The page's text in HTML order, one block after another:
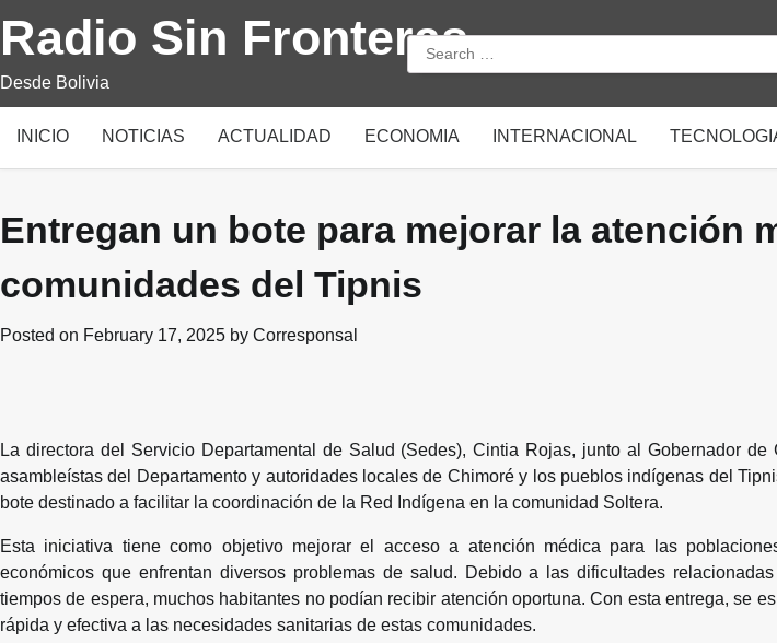
to
Radio Sin Fronteras
Desde Bolivia
Search
for:
INICIO NOTICIAS ACTUALIDAD ECONOMIA INTERNACIONAL
Entregan un bote para mejorar la atención
comunidades del Tipnis
Posted on February 17, 2025 by Corresponsal
La directora del Servicio Departamental de Salud (Sedes), Cintia Rojas, junto al Gobernador de
asambleístas del Departamento y autoridades locales de Chimoré y los pueblos indígenas del
bote destinado a facilitar la coordinación de la Red Indígena en la comunidad Soltera.
Esta iniciativa tiene como objetivo mejorar el acceso a atención médica para las
económicos que enfrentan diversos problemas de salud. Debido a las dificultades
tiempos de espera, muchos habitantes no podían recibir atención oportuna. Con esta entrega, se
rápida y efectiva a las necesidades sanitarias de estas comunidades.